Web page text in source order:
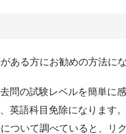
ある方にお勧めの方法にな
問の試験レベルを簡単に
英語科目免除になります
ついて調べていると、リ